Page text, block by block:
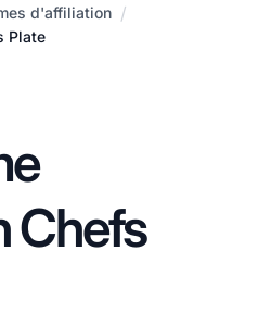
d'affiliation /
Plate
Chefs